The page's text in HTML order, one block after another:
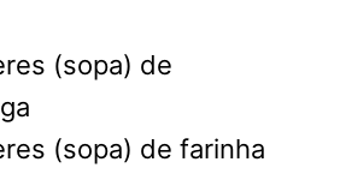
(sopa) de
(sopa) de farinha